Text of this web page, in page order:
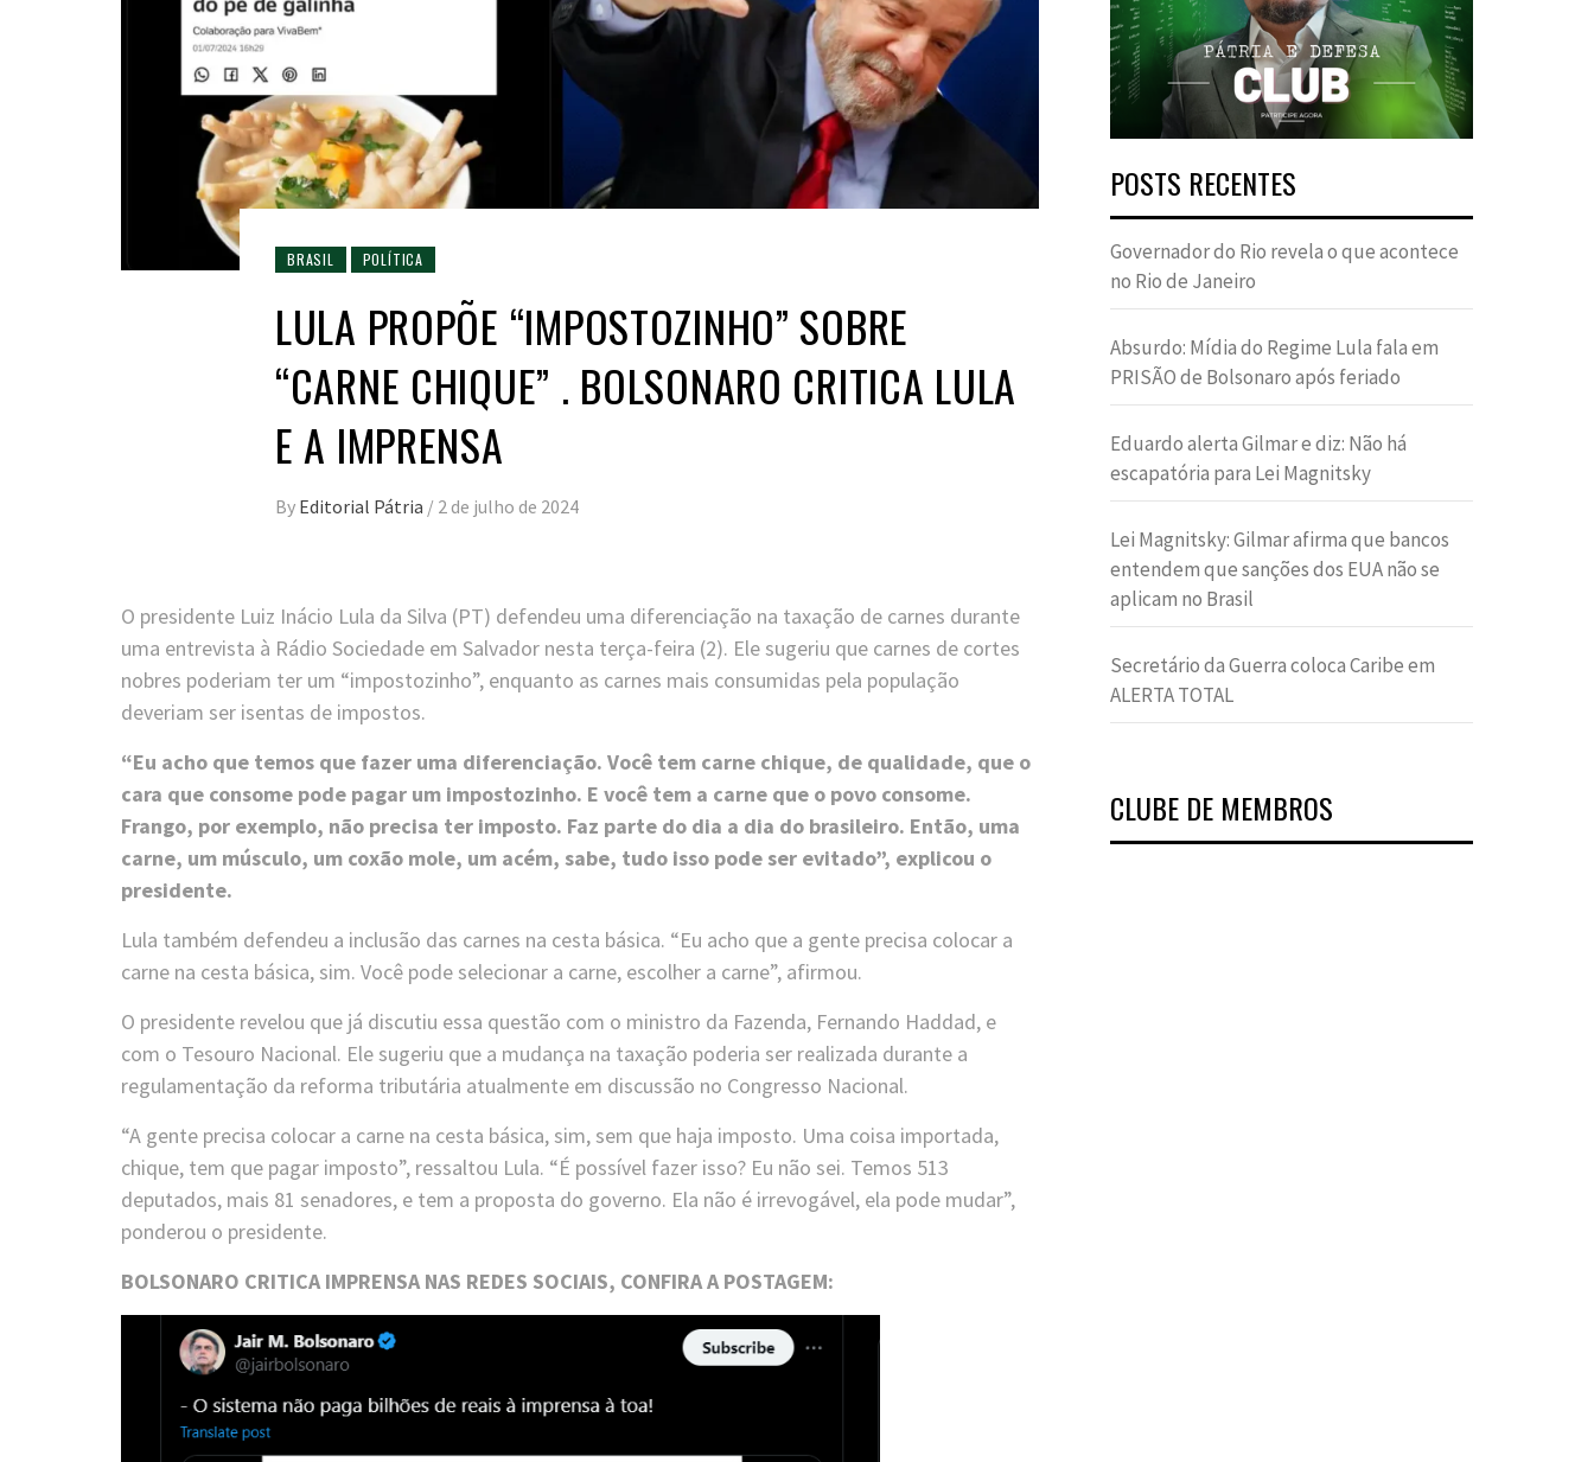
BRASIL POLÍTICA
LULA PROPÕE “IMPOSTOZINHO” SOBRE
“CARNE CHIQUE” . BOLSONARO CRITICA LULA
E A IMPRENSA
By Editorial Pátria / 2 de julho de 2024
O presidente Luiz Inácio Lula da Silva (PT) defendeu uma diferenciação na taxação de carnes durante
uma entrevista à Rádio Sociedade em Salvador nesta terça-feira (2). Ele sugeriu que carnes de cortes
nobres poderiam ter um “impostozinho”, enquanto as carnes mais consumidas pela população
deveriam ser isentas de impostos.
“Eu acho que temos que fazer uma diferenciação. Você tem carne chique, de qualidade, que o
cara que consome pode pagar um impostozinho. E você tem a carne que o povo consome.
Frango, por exemplo, não precisa ter imposto. Faz parte do dia a dia do brasileiro. Então, uma
carne, um músculo, um coxão mole, um acém, sabe, tudo isso pode ser evitado”, explicou o
presidente.
Lula também defendeu a inclusão das carnes na cesta básica. “Eu acho que a gente precisa colocar a
carne na cesta básica, sim. Você pode selecionar a carne, escolher a carne”, afirmou.
O presidente revelou que já discutiu essa questão com o ministro da Fazenda, Fernando Haddad, e
com o Tesouro Nacional. Ele sugeriu que a mudança na taxação poderia ser realizada durante a
regulamentação da reforma tributária atualmente em discussão no Congresso Nacional.
“A gente precisa colocar a carne na cesta básica, sim, sem que haja imposto. Uma coisa importada,
chique, tem que pagar imposto”, ressaltou Lula. “É possível fazer isso? Eu não sei. Temos 513
deputados, mais 81 senadores, e tem a proposta do governo. Ela não é irrevogável, ela pode mudar”,
ponderou o presidente.
BOLSONARO CRITICA IMPRENSA NAS REDES SOCIAIS, CONFIRA A POSTAGEM:
POSTS RECENTES
Governador do Rio revela o que acontece
no Rio de Janeiro
Absurdo: Mídia do Regime Lula fala em
PRISÃO de Bolsonaro após feriado
Eduardo alerta Gilmar e diz: Não há
escapatória para Lei Magnitsky
Lei Magnitsky: Gilmar afirma que bancos
entendem que sanções dos EUA não se
aplicam no Brasil
Secretário da Guerra coloca Caribe em
ALERTA TOTAL
CLUBE DE MEMBROS